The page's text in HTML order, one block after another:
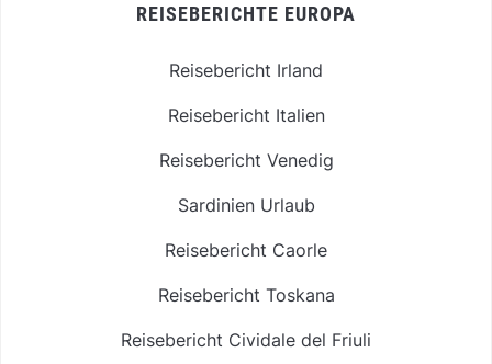
REISEBERICHTE EUROPA
Reisebericht Irland
Reisebericht Italien
Reisebericht Venedig
Sardinien Urlaub
Reisebericht Caorle
Reisebericht Toskana
Reisebericht Cividale del Friuli